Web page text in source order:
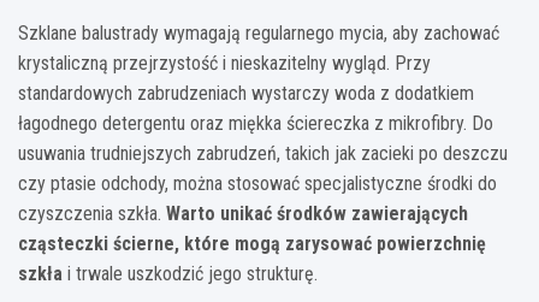
Szklane balustrady wymagają regularnego mycia, aby zachować
krystaliczną przejrzystość i nieskazitelny wygląd. Przy
standardowych zabrudzeniach wystarczy woda z dodatkiem
łagodnego detergentu oraz miękka ściereczka z mikrofibry. Do
usuwania trudniejszych zabrudzeń, takich jak zacieki po deszczu
czy ptasie odchody, można stosować specjalistyczne środki do
czyszczenia szkła. Warto unikać środków zawierających
cząsteczki ścierne, które mogą zarysować powierzchnię
szkła i trwale uszkodzić jego strukturę.